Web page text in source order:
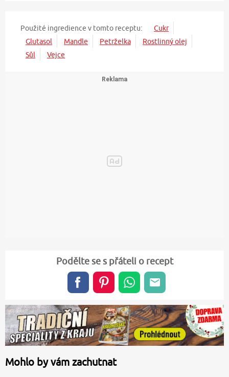
Použité ingredience v tomto receptu:
Cukr
Glutasol
Mandle Petrželka
Rostlinný olej
Sůl
Vejce
Podělte se s přáteli o recept
Mohlo by vám zachutnat